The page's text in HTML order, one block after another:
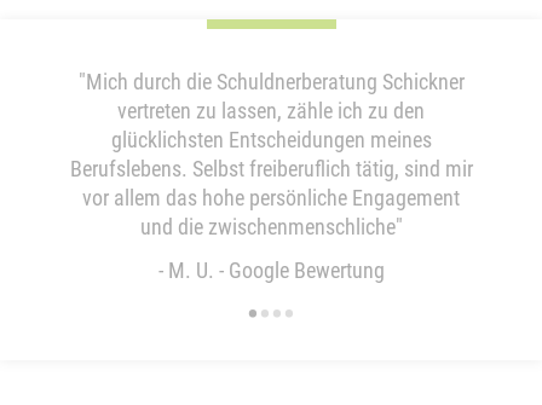
Schickner
tätig, sind mir
Engagement
"Ich kann die Anwaltskanzlei Schickner
weiterempfehlen. Herr Schickner hat mir
äußerst bitteren Angelegenheit durch
kompetente Beratung,
Vorgehen und viel Geschick das Leben
gemacht"
- M. S. - Google-Bewertung
••••